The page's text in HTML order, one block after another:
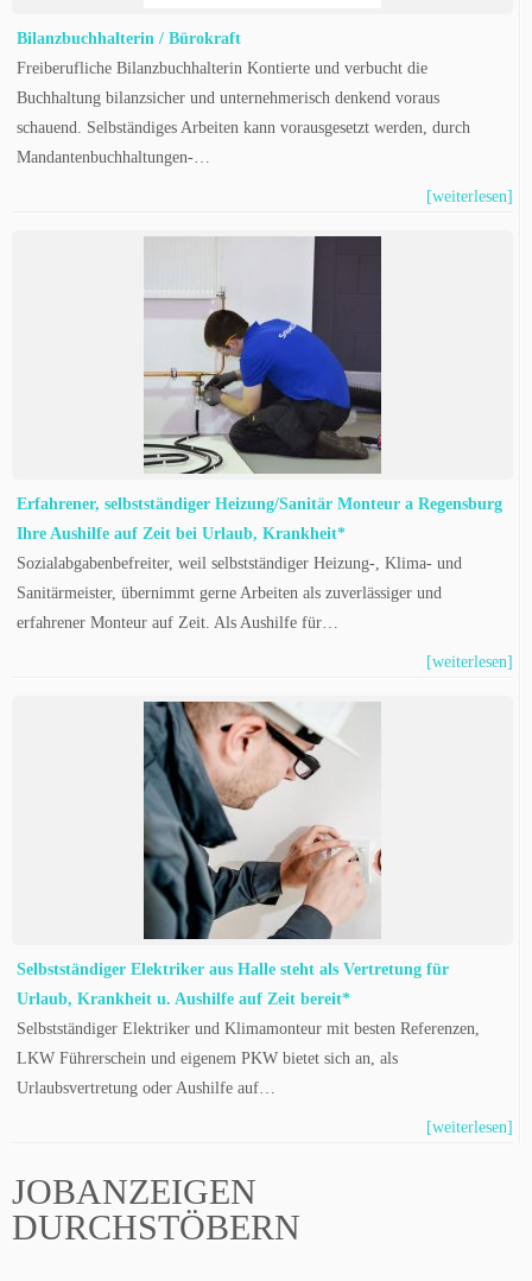
Bilanzbuchhalterin / Bürokraft
Freiberufliche Bilanzbuchhalterin Kontierte und verbucht die
Buchhaltung bilanzsicher und unternehmerisch denkend voraus
schauend. Selbständiges Arbeiten kann vorausgesetzt werden, durch
Mandantenbuchhaltungen-…
[weiterlesen]
Erfahrener, selbstständiger Heizung/Sanitär Monteur a Regensburg
Ihre Aushilfe auf Zeit bei Urlaub, Krankheit*
Sozialabgabenbefreiter, weil selbstständiger Heizung-, Klima- und
Sanitärmeister, übernimmt gerne Arbeiten als zuverlässiger und
erfahrener Monteur auf Zeit. Als Aushilfe für…
[weiterlesen]
Selbstständiger Elektriker aus Halle steht als Vertretung für
Urlaub, Krankheit u. Aushilfe auf Zeit bereit*
Selbstständiger Elektriker und Klimamonteur mit besten Referenzen,
LKW Führerschein und eigenem PKW bietet sich an, als
Urlaubsvertretung oder Aushilfe auf…
[weiterlesen]
JOBANZEIGEN
DURCHSTÖBERN